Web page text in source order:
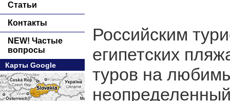
Статьи
Контакты
NEW! Частые
вопросы
Карты Google
Российским
египетских
туров на